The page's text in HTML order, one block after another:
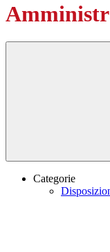
Categorie